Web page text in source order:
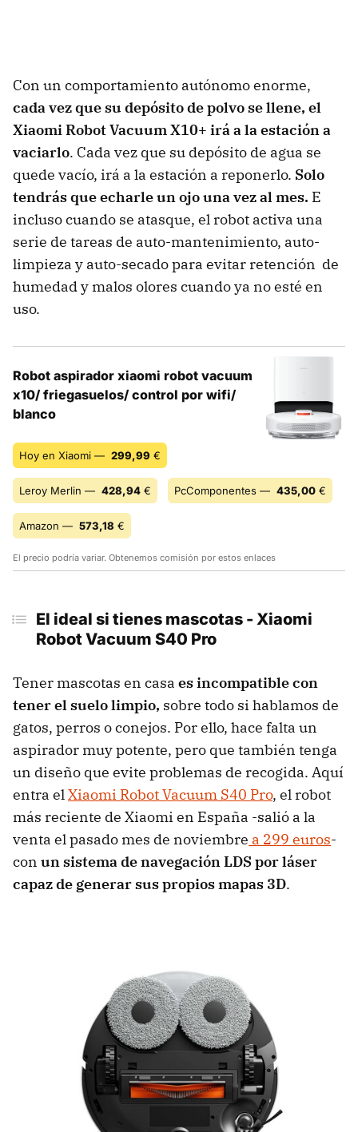
Con un comportamiento autónomo enorme,
cada vez que su depósito de polvo se llene, el
Xiaomi Robot Vacuum X10+ irá a la estación a
vaciarlo. Cada vez que su depósito de agua se
quede vacío, irá a la estación a reponerlo. Solo
tendrás que echarle un ojo una vez al mes. E
incluso cuando se atasque, el robot activa una
serie de tareas de auto-mantenimiento, auto-
limpieza y auto-secado para evitar retención de
humedad y malos olores cuando ya no esté en
uso.
Robot aspirador xiaomi robot vacuum
x10/ friegasuelos/ control por wifi/
blanco
Hoy en Xiaomi — 299,99 €
Leroy Merlin — 428,94 € PcComponentes — 435,00 €
Amazon — 573,18 €
El precio podría variar. Obtenemos comisión por estos enlaces
El ideal si tienes mascotas - Xiaomi
Robot Vacuum S40 Pro
Tener mascotas en casa es incompatible con
tener el suelo limpio, sobre todo si hablamos de
gatos, perros o conejos. Por ello, hace falta un
aspirador muy potente, pero que también tenga
un diseño que evite problemas de recogida. Aquí
entra elXiaomi Robot Vacuum S40 Pro, el robot
más reciente de Xiaomi en España -salió a la
venta el pasado mes de noviembre a 299 euros-
con un sistema de navegación LDS por láser
capaz de generar sus propios mapas 3D.